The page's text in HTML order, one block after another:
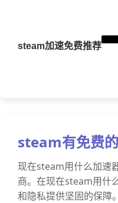
steam加速免费推荐
steam有免费
现在steam用什么加速
商。在现在steam用什
和隐私提供坚固的保障。